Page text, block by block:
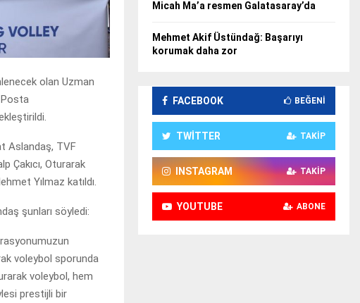
olan Uzman
Posta
Aslandaş, TVF
Çakıcı, Oturarak
Yılmaz katıldı.
şunları söyledi:
voleybol sporunda
voleybol, hem
prestijli bir
Micah Ma’a resmen Galatasaray’da
Mehmet Akif Üstündağ: Başarıyı
korumak daha zor
FACEBOOK BEĞENI
TWITTER TAKIP
INSTAGRAM TAKIP
YOUTUBE ABONE